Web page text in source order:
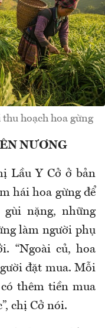
hoạch hoa gừng
NƯƠNG
Lầu Y Cở ở bản
hái hoa gừng để
nặng, những
làm người phụ
“Ngoài củ, hoa
đặt mua. Mỗi
thêm tiền mua
chị Cở nói.